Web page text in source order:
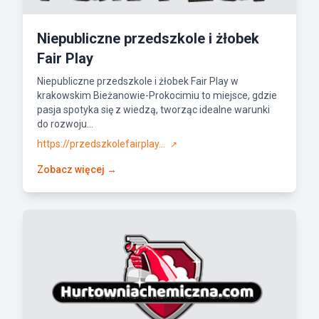
Niepubliczne przedszkole i żłobek
Fair Play
Niepubliczne przedszkole i żłobek Fair Play w
krakowskim Bieżanowie-Prokocimiu to miejsce, gdzie
pasja spotyka się z wiedzą, tworząc idealne warunki
do rozwoju...
https://przedszkolefairplay...
↗
Zobacz więcej →